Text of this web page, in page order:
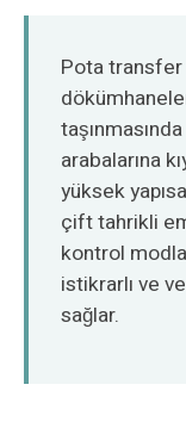
Pota transfer
arabalarına
yüksek
çift tahrikli
kontrol
istikrarlı ve
sağlar.
O‘zbekcha